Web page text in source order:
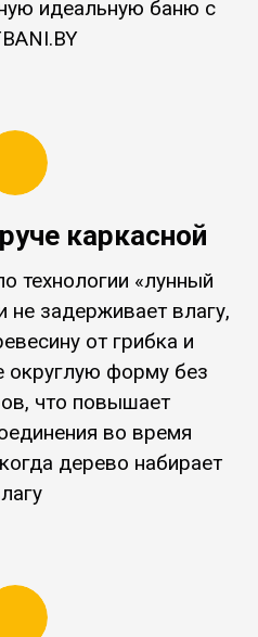
идеальную баню с
каркасной
технологии «лунный
задерживает влагу,
от грибка и
округлую форму без
что повышает
во время
дерево набирает